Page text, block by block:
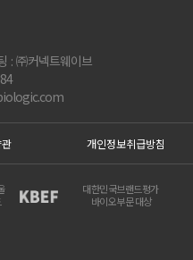
: ㈜커넥트웨이브
개인정보취급방침
대한민국브랜드평가
바이오부문 대상